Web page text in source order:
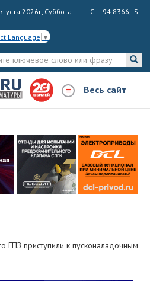
2026г, Суббота € — 94.8366, $
Language ▼
Весь сайт
ГПЗ приступили к пусконаладочным